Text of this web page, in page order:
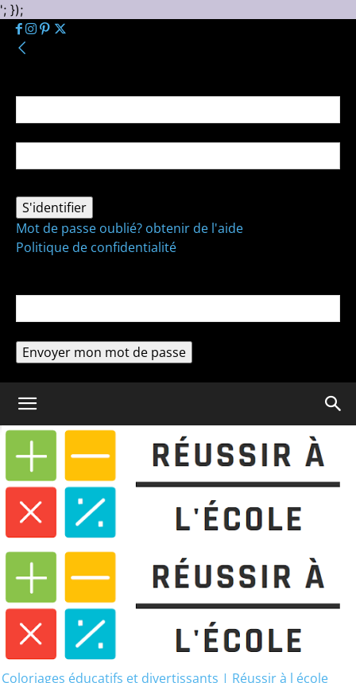
'; });
Mot de passe oublié? obtenir de l'aide
Politique de confidentialité
Coloriages éducatifs et divertissants | Réussir à l école
Coloriage Evaluation Passe Compose
CM2
Evaluation Passe Compose
CM2